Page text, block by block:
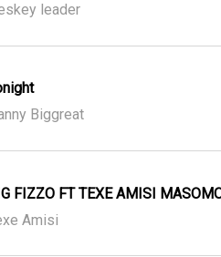
leader
Biggreat
FIZZO FT TEXE AMISI
Amisi